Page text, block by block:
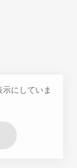
にしていま